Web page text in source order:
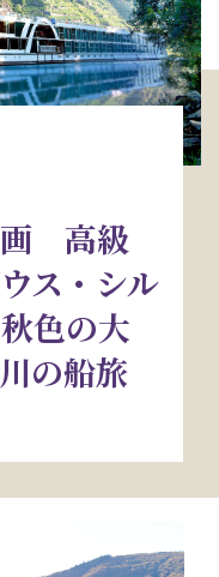
せ
合わせ
画 高級
ス・シル
色の大
の船旅